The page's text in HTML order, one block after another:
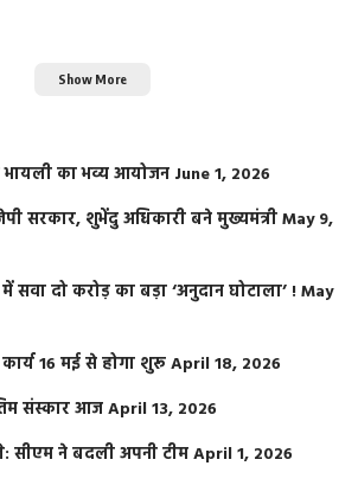
Show More
भायली का भव्य आयोजन June 1, 2026
सरकार, शुभेंदु अधिकारी बने मुख्यमंत्रीMay 9,
सवा दो करोड़ का बड़ा ‘अनुदान घोटाला’ !May
16 मई से होगा शुरूApril 18, 2026
संस्कार आजApril 13, 2026
ने बदली अपनी टीमApril 1, 2026